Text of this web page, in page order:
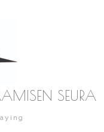
SEURA